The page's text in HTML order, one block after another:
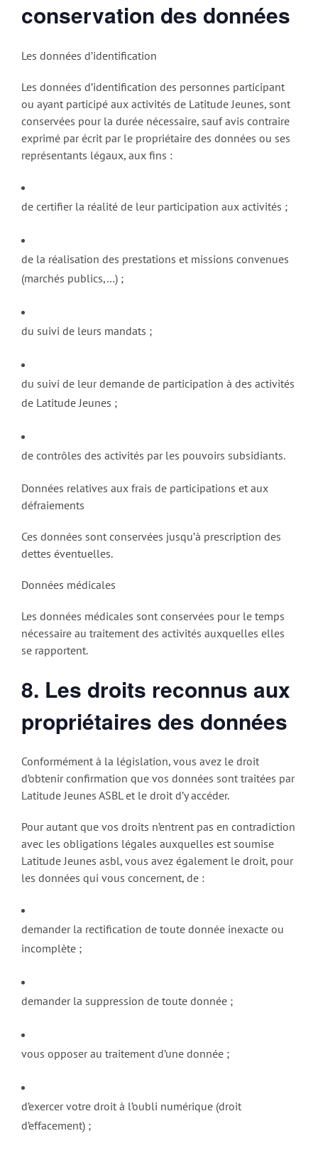
conservation des données
Les données d’identification
Les données d’identification des personnes participant
ou ayant participé aux activités de Latitude Jeunes, sont
conservées pour la durée nécessaire, sauf avis contraire
exprimé par écrit par le propriétaire des données ou ses
représentants légaux, aux fins :
de certifier la réalité de leur participation aux activités ;
de la réalisation des prestations et missions convenues
(marchés publics,…) ;
du suivi de leurs mandats ;
du suivi de leur demande de participation à des activités
de Latitude Jeunes ;
de contrôles des activités par les pouvoirs subsidiants.
Données relatives aux frais de participations et aux
défraiements
Ces données sont conservées jusqu’à prescription des
dettes éventuelles.
Données médicales
Les données médicales sont conservées pour le temps
nécessaire au traitement des activités auxquelles elles
se rapportent.
8. Les droits reconnus aux
propriétaires des données
Conformément à la législation, vous avez le droit
d’obtenir confirmation que vos données sont traitées par
Latitude Jeunes ASBL et le droit d’y accéder.
Pour autant que vos droits n’entrent pas en contradiction
avec les obligations légales auxquelles est soumise
Latitude Jeunes asbl, vous avez également le droit, pour
les données qui vous concernent, de :
demander la rectification de toute donnée inexacte ou
incomplète ;
demander la suppression de toute donnée ;
vous opposer au traitement d’une donnée ;
d’exercer votre droit à l’oubli numérique (droit
d’effacement) ;